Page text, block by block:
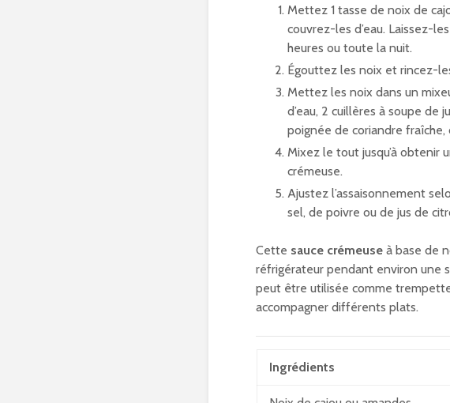
Mettez 1 tasse de noix de
couvrez-les d’eau. Laissez-
heures ou toute la nuit.
Égouttez les noix et rincez-
Mettez les noix dans un
d’eau, 2 cuillères à soupe de
poignée de coriandre fraîche,
Mixez le tout jusqu’à obtenir
crémeuse.
Ajustez l’assaisonnement
sel, de poivre ou de jus de
Cette sauce crémeuse à base de
réfrigérateur pendant environ une
peut être utilisée comme
accompagner différents plats.
Ingrédients